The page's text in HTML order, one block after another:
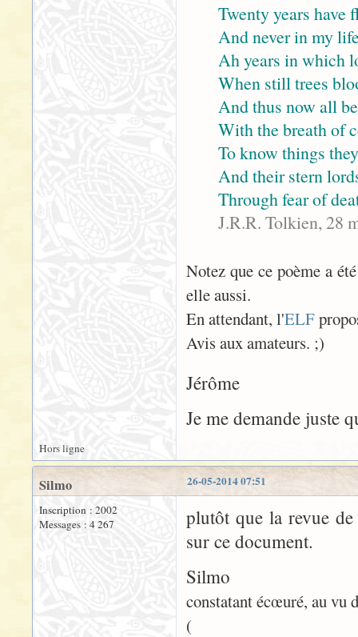
Twenty years have
And never in my
Ah years in which
When still trees
And thus now all
With the breath of
To know things
And their stern
Through fear of
J.R.R. Tolkien, 28
Notez que ce poème a
elle aussi.
En attendant, l'ELF
Avis aux amateurs. ;)
Jérôme
Je me demande juste
Hors ligne
26-05-2014 07:51
Silmo
Inscription : 2002
Messages : 4 267
plutôt que la revue
sur ce document.
Silmo
constatant écœuré, au vu
(